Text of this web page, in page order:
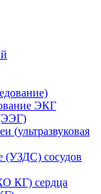
ЭКГ
(ультразвуковая
(УЗДС) сосудов
КГ) сердца